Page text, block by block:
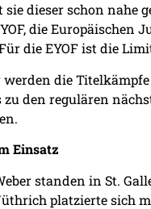
sie dieser schon nahe
die Europäischen
die EYOF ist die
die
den regulären
Einsatz
standen in St.
platzierte sich